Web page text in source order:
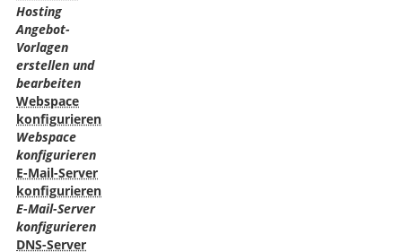
Hosting
Angebot-
Vorlagen
erstellen und
bearbeiten
Webspace
konfigurieren
Webspace
konfigurieren
E-Mail-Server
konfigurieren
E-Mail-Server
konfigurieren
DNS-Server